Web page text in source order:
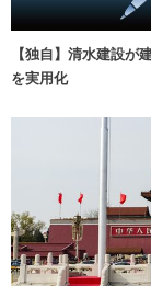
【独自】清水建設が
を実用化